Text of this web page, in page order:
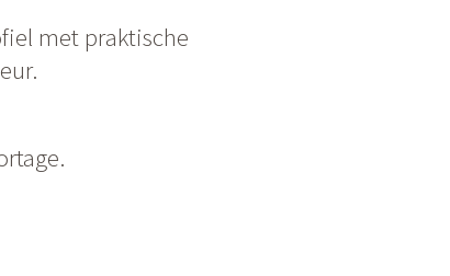
met praktische